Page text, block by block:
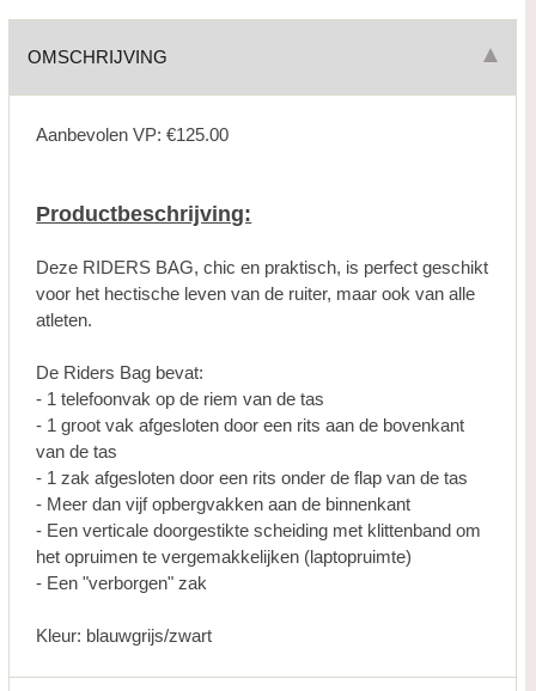
OMSCHRIJVING
Aanbevolen VP: €125.00
Productbeschrijving:
Deze RIDERS BAG, chic en praktisch, is perfect geschikt
voor het hectische leven van de ruiter, maar ook van alle
atleten.
De Riders Bag bevat:
- 1 telefoonvak op de riem van de tas
- 1 groot vak afgesloten door een rits aan de bovenkant
van de tas
- 1 zak afgesloten door een rits onder de flap van de tas
- Meer dan vijf opbergvakken aan de binnenkant
- Een verticale doorgestikte scheiding met klittenband om
het opruimen te vergemakkelijken (laptopruimte)
- Een "verborgen" zak
Kleur: blauwgrijs/zwart